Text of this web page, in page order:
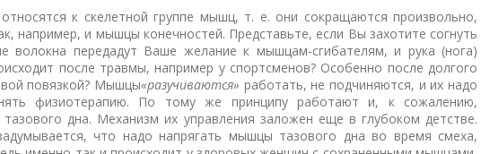
относятся к скелетной группе мышц, т. е. они сокращаются произвольно,
например, и мышцы конечностей. Представьте, если Вы захотите согнуть
волокна передадут Ваше желание к мышцам-сгибателям, и рука (нога)
после травмы, например у спортсменов? Особенно после долгого
повязкой? Мышцы«разучиваются» работать, не подчиняются, и их надо
физиотерапию. По тому же принципу работают и, к сожалению,
дна. Механизм их управления заложен еще в глубоком детстве.
что надо напрягать мышцы тазового дна во время смеха,